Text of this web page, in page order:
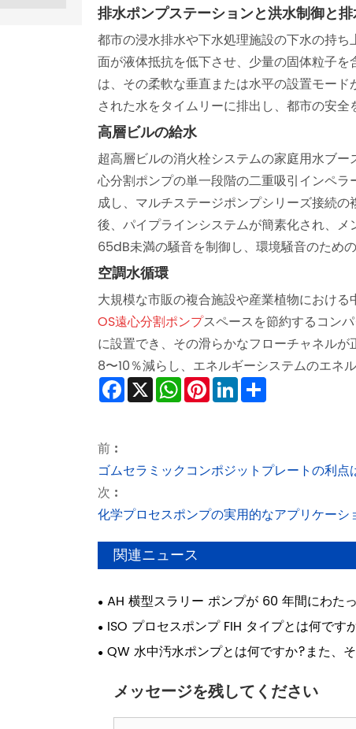
排水ポンプステーションと洪水制御と
都市の浸水排水や下水処理施設の下水の持
面が液体抵抗を低下させ、少量の固体粒子
は、その柔軟な垂直または水平の設置モー
された水をタイムリーに排出し、都市の安全
高層ビルの給水
超高層ビルの消火栓システムの家庭用水ブ
心分割ポンプの単一段階の二重吸引インペ
成し、マルチステージポンプシリーズ接続
後、パイプラインシステムが簡素化され、
65dB未満の騒音を制御し、環境騒音のため
空調水循環
大規模な市販の複合施設や産業植物におけ
OS遠心分割ポンプスペースを節約するコン
に設置でき、その滑らかなフローチャネル
8〜10％減らし、エネルギーシステムのエネ
Facebook
X WhatsApp
Pinterest
LinkedIn
前 :
ゴムセラミックコンポジットプレートの利点
次 :
化学プロセスポンプの実用的なアプリケーシ
関連ニュース
AH 横型スラリー ポンプが 60 年間にわた
品であり続けているのはなぜですか?
ISO プロセスポンプ FIH タイプとは何です
要ですか?
QW 水中汚水ポンプとは何ですか?また、
メッセージを残してください